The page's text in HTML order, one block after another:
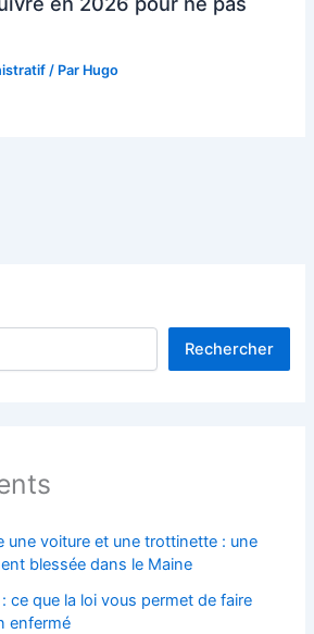
/ Par Hugo
Rechercher
une voiture et une trottinette : une
blessée dans le Maine
ce que la loi vous permet de faire
enfermé